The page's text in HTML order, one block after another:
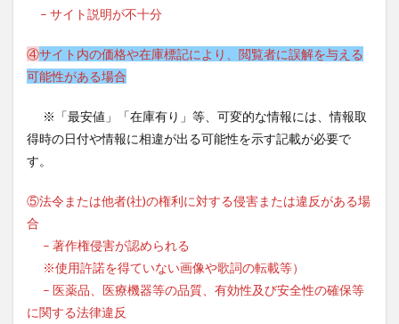
– サイト説明が不十分
④サイト内の価格や在庫標記により、閲覧者に誤解を与える
可能性がある場合
※「最安値」「在庫有り」等、可変的な情報には、情報取
得時の日付や情報に相違が出る可能性を示す記載が必要で
す。
⑤法令または他者(社)の権利に対する侵害または違反がある場
合
– 著作権侵害が認められる
※使用許諾を得ていない画像や歌詞の転載等）
– 医薬品、医療機器等の品質、有効性及び安全性の確保等
に関する法律違反